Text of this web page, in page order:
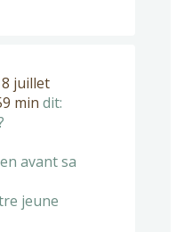
juillet
min dit:
avant sa
jeune